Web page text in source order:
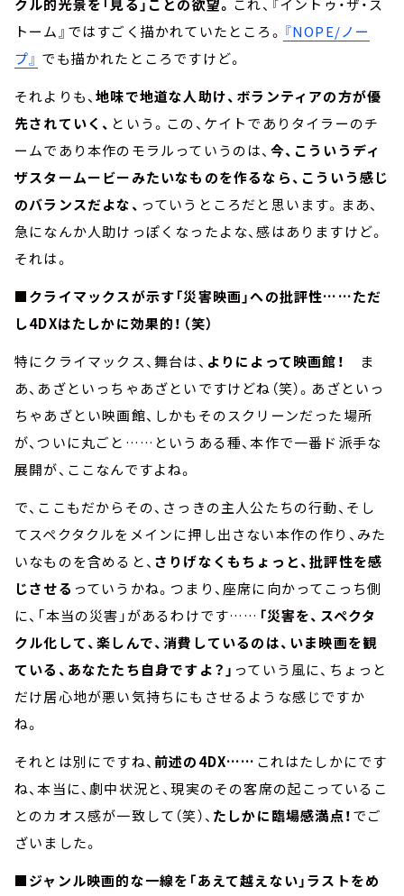
クル的光景を「見る」ことの欲望。 これ、『イントゥ・ザ・ス
トーム』ではすごく描かれていたところ。 『NOPE/ノー
プ』 でも描かれたところですけど。
それよりも、地味で地道な人助け、ボランティアの方が優
先されていく、 という。この、ケイトでありタイラーのチ
ームであり本作のモラルっていうのは、 今、こういうディ
ザスタームービーみたいなものを作るなら、こういう感じ
のバランスだよな、 っていうところだと思います。まあ、
急になんか人助けっぽくなったよな、感はありますけど。
それは。
■クライマックスが示す「災害映画」への批評性……ただ
し4DXはたしかに効果的！（笑）
特にクライマックス、舞台は、 よりによって映画館！
ま
あ、あざといっちゃあざといですけどね（笑）。あざといっ
ちゃあざとい映画館、しかもそのスクリーンだった場所
が、ついに丸ごと……というある種、本作で一番ド派手な
展開が、ここなんですよね。
で、ここもだからその、さっきの主人公たちの行動、そし
てスペクタクルをメインに押し出さない本作の作り、みた
いなものを含めると、 さりげなくもちょっと、批評性を感
じさせる っていうかね。つまり、座席に向かってこっち側
に、「本当の災害」があるわけです…… 「災害を、スペクタ
クル化して、楽しんで、消費しているのは、いま映画を観
ている、あなたたち自身ですよ？」 っていう風に、ちょっと
だけ居心地が悪い気持ちにもさせるような感じですか
ね。
それとは別にですね、 前述の4DX…… これはたしかにです
ね、本当に、劇中状況と、現実のその客席の起こっているこ
とのカオス感が一致して（笑）、 たしかに臨場感満点！でご
ざいました。
■ジャンル映画的な一線を「あえて越えない」ラストをめ